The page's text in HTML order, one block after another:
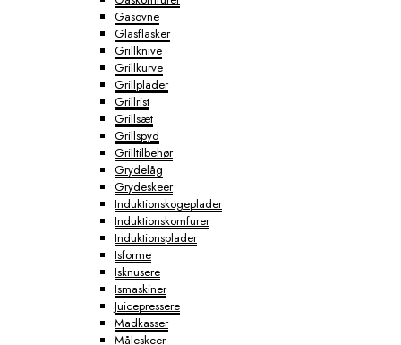
Gasovne
Glasflasker
Grillknive
Grillkurve
Grillplader
Grillrist
Grillsæt
Grillspyd
Grilltilbehør
Grydelåg
Grydeskeer
Induktionskogeplader
Induktionskomfurer
Induktionsplader
Isforme
Isknusere
Ismaskiner
Juicepressere
Madkasser
Måleskeer